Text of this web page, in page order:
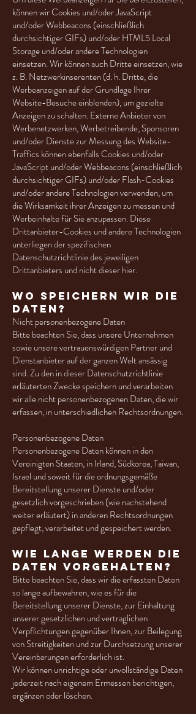
können wir Cookies und/oder JavaScript
und/oder Webbeacons (einschließlich
durchsichtiger GIFs) und/oder HTML5 Local
Storage und/oder andere Technologien
einsetzen. Wir können auch Dritte einsetzen, wie
z. B. Netzwerkinserenten (d. h. Dritte, die
Werbeanzeigen auf der Grundlage Ihrer
Website-Besuche einblenden), um gezielte
Anzeigen zu schalten. Externe Anbieter von
Werbenetzwerken, Werbetreibende, Sponsoren
und/oder Dienste zur Messung des Website-
Traffics können ebenfalls Cookies und/oder
JavaScript und/oder Webbeacons (einschließlich
durchsichtiger GIFs) und/oder Flash-Cookies
und/oder andere Technologien verwenden, um
die Wirksamkeit ihrer Anzeigen zu messen und
Werbeinhalte für Sie anzupassen. Diese
Drittanbieter-Cookies und andere Technologien
unterliegen der spezifischen
Datenschutzrichtlinie des jeweiligen
Drittanbieters und nicht dieser hier.
Wo speichern wir die
Daten?
Nicht personenbezogene Daten
Bitte beachten Sie, dass unsere Unternehmen
sowie unsere vertrauenswürdigen Partner und
Dienstanbieter auf der ganzen Welt ansässig
sind. Zu den in dieser Datenschutzrichtlinie
erläuterten Zwecke speichern und verarbeiten
wir alle nicht personenbezogenen Daten, die wir
erfassen, in unterschiedlichen Rechtsordnungen.
Personenbezogene Daten
Personenbezogene Daten können in den
Vereinigten Staaten, in Irland, Südkorea, Taiwan,
Israel und soweit für die ordnungsgemäße
Bereitstellung unserer Dienste und/oder
gesetzlich vorgeschrieben (wie nachstehend
weiter erläutert) in anderen Rechtsordnungen
gepflegt, verarbeitet und gespeichert werden.
Wie lange werden die
Daten vorgehalten?
Bitte beachten Sie, dass wir die erfassten Daten
so lange aufbewahren, wie es für die
Bereitstellung unserer Dienste, zur Einhaltung
unserer gesetzlichen und vertraglichen
Verpflichtungen gegenüber Ihnen, zur Beilegung
von Streitigkeiten und zur Durchsetzung unserer
Vereinbarungen erforderlich ist.
Wir können unrichtige oder unvollständige Daten
jederzeit nach eigenem Ermessen berichtigen,
ergänzen oder löschen.